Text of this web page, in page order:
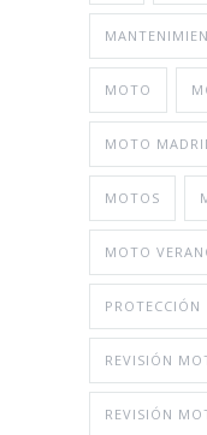
MOTO
MOTO
MOTOS
MOTO
PROTECCIÓN
REVISIÓN
REVISIÓN